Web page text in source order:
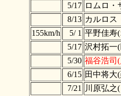
5/17 ロムロ・
8/13 カルロス
155km/h
5/ 1 平野佳寿
5/17 沢村拓一
5/30 福谷浩司
6/15 田中将大
7/21
川原弘之